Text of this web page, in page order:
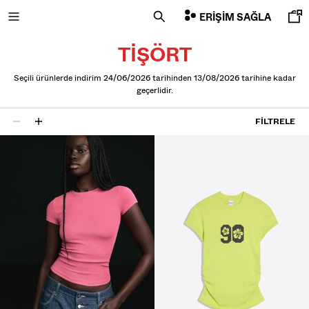
ERIŞIM SAĞLA
TIŞÖRT
Seçili ürünlerde indirim 24/06/2026 tarihinden 13/08/2026 tarihine kadar
geçerlidir.
15 sonuçlar FILTRELE
YENI
CURATED BY
COMBO WINS %
SHIRT VE POLO YAKA T-SHIRT